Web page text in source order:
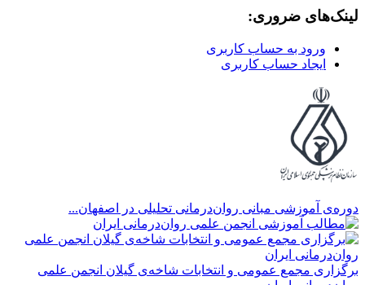
لینک‌های ضروری:
ورود به حساب کاربری
ایجاد حساب کاربری
دوره‌ی آموزشی مبانی روان‌درمانی تحلیلی در اصفهان...
برگزاری مجمع عمومی و انتخابات شاخه‌ی گیلان انجمن علمی